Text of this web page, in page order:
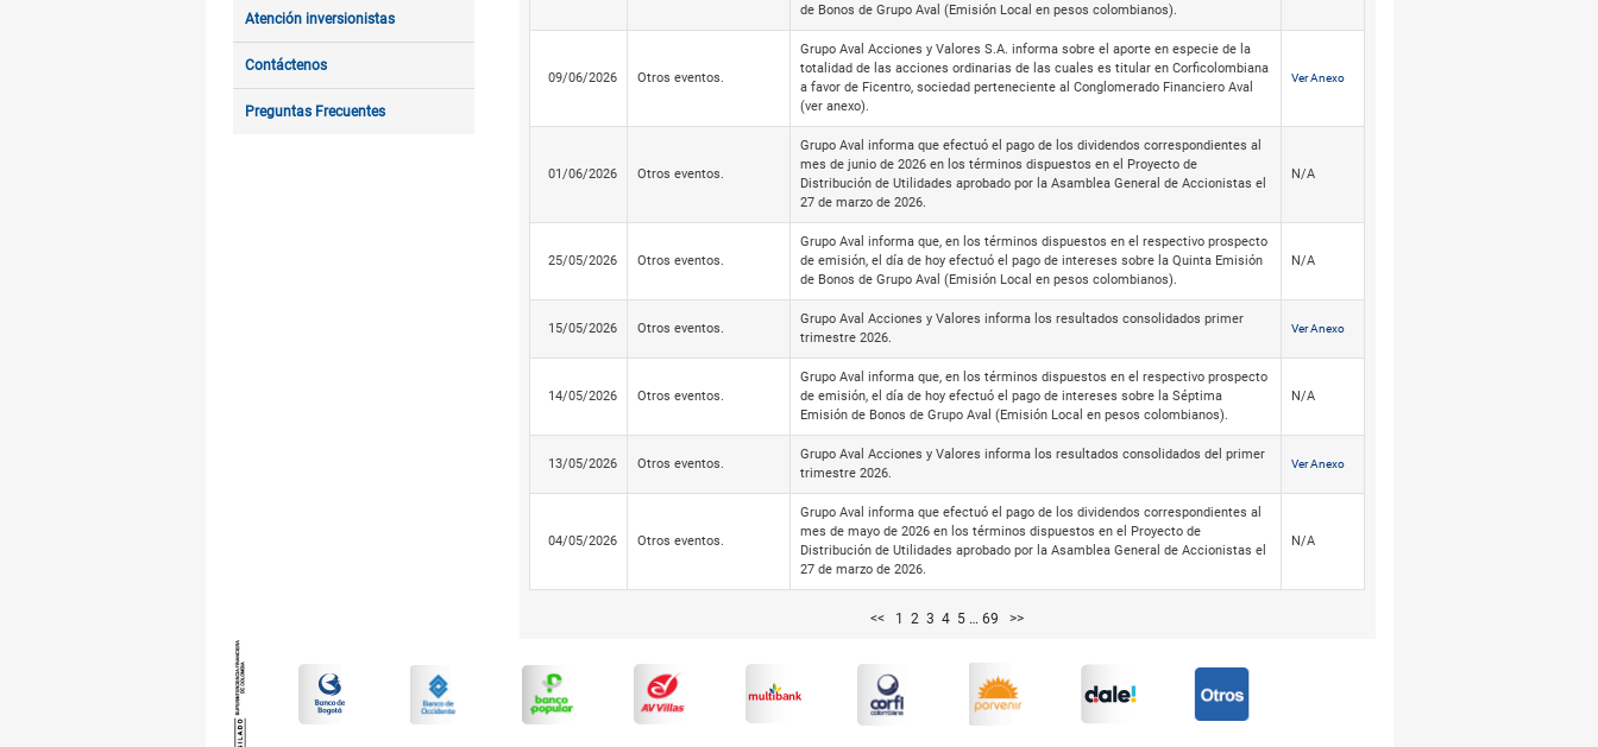
Atención inversionistas
Contáctenos
Preguntas Frecuentes
de Bonos de Grupo Aval (Emisión Local en pesos colombianos).
09/06/2026 Otros eventos.
Grupo Aval Acciones y Valores S.A. informa sobre el aporte en especie de la
totalidad de las acciones ordinarias de las cuales es titular en Corficolombiana
a favor de Ficentro, sociedad perteneciente al Conglomerado Financiero Aval
(ver anexo).
Ver Anexo
01/06/2026 Otros eventos.
Grupo Aval informa que efectuó el pago de los dividendos correspondientes al
mes de junio de 2026 en los términos dispuestos en el Proyecto de
Distribución de Utilidades aprobado por la Asamblea General de Accionistas el
27 de marzo de 2026.
N/A
25/05/2026 Otros eventos.
Grupo Aval informa que, en los términos dispuestos en el respectivo prospecto
de emisión, el día de hoy efectuó el pago de intereses sobre la Quinta Emisión
de Bonos de Grupo Aval (Emisión Local en pesos colombianos).
N/A
15/05/2026 Otros eventos.
Grupo Aval Acciones y Valores informa los resultados consolidados primer
trimestre 2026.
Ver Anexo
14/05/2026 Otros eventos.
Grupo Aval informa que, en los términos dispuestos en el respectivo prospecto
de emisión, el día de hoy efectuó el pago de intereses sobre la Séptima
Emisión de Bonos de Grupo Aval (Emisión Local en pesos colombianos).
N/A
13/05/2026 Otros eventos.
Grupo Aval Acciones y Valores informa los resultados consolidados del primer
trimestre 2026.
Ver Anexo
04/05/2026 Otros eventos.
Grupo Aval informa que efectuó el pago de los dividendos correspondientes al
mes de mayo de 2026 en los términos dispuestos en el Proyecto de
Distribución de Utilidades aprobado por la Asamblea General de Accionistas el
27 de marzo de 2026.
N/A
<< 1 2 3 4 5 … 69 >>